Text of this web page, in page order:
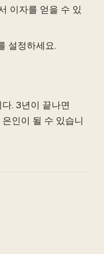
이자를 얻을 수 있
설정하세요.
. 3년이 끝나면
인이 될 수 있습니